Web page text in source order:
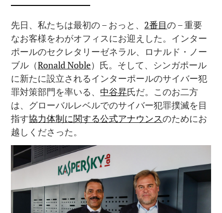
先日、私たちは最初の – おっと、 2番目の – 重要
なお客様をわがオフィスにお迎えした。インター
ポールのセクレタリーゼネラル、ロナルド・ノー
ブル（Ronald Noble）氏。そして、シンガポール
に新たに設立されるインターポールのサイバー犯
罪対策部門を率いる、 中谷昇氏だ。このお二方
は、グローバルレベルでのサイバー犯罪撲滅を目
指す協力体制に関する公式アナウンスのためにお
越しくださった。